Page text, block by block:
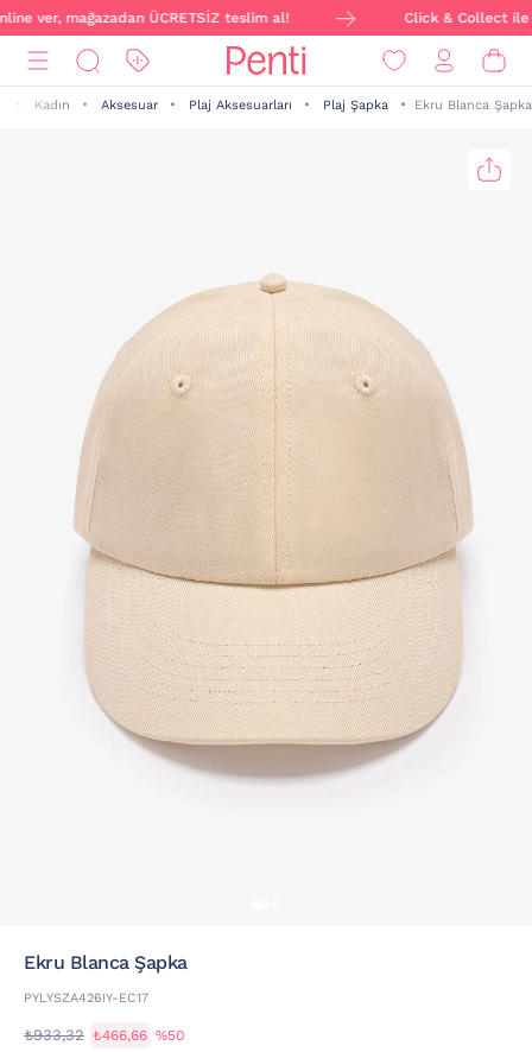
ver, mağazadan ÜCRETSİZ teslim al! Click & Collect ile
Kadın Aksesuar Plaj Aksesuarları Plaj Şapka Ekru Blanca Şapka
Ekru Blanca Şapka
PYLYSZA426IY-EC17
₺933,32 ₺466,66 %50